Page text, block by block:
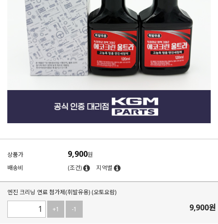
상품가 9,900원
배송비
(조건) 지역별
엔진 크리닝 연료 첨가제(휘발유용) (오토요람)
+1 -1 9,900원